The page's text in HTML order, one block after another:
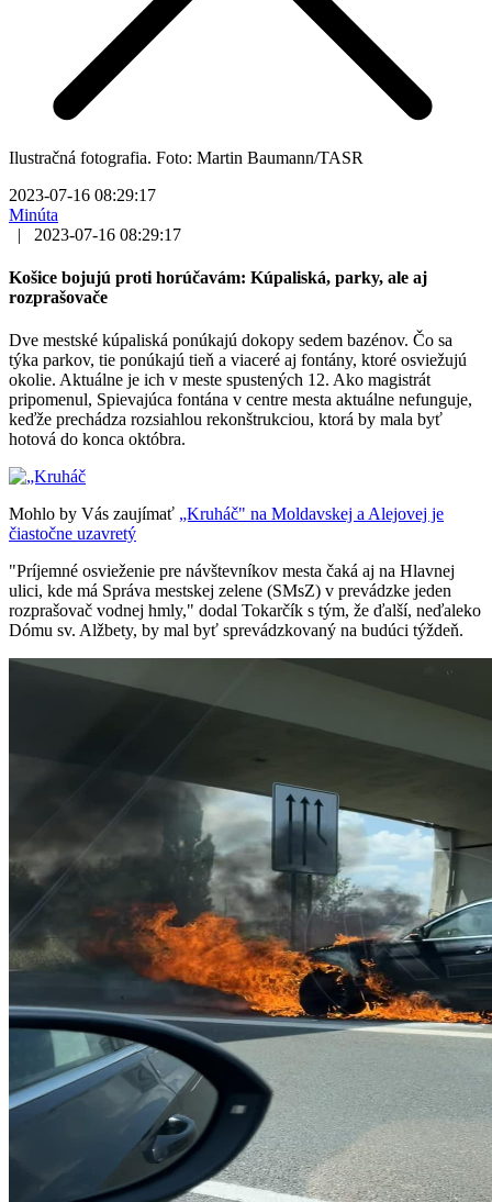
Ilustračná fotografia. Foto: Martin Baumann/TASR
2023-07-16 08:29:17
Minúta
|
2023-07-16 08:29:17
Košice bojujú proti horúčavám: Kúpaliská, parky, ale aj
rozprašovače
Dve mestské kúpaliská ponúkajú dokopy sedem bazénov. Čo sa
týka parkov, tie ponúkajú tieň a viaceré aj fontány, ktoré osviežujú
okolie. Aktuálne je ich v meste spustených 12. Ako magistrát
pripomenul, Spievajúca fontána v centre mesta aktuálne nefunguje,
keďže prechádza rozsiahlou rekonštrukciou, ktorá by mala byť
hotová do konca októbra.
Mohlo by Vás zaujímať „Kruháč" na Moldavskej a Alejovej je
čiastočne uzavretý
"Príjemné osvieženie pre návštevníkov mesta čaká aj na Hlavnej
ulici, kde má Správa mestskej zelene (SMsZ) v prevádzke jeden
rozprašovač vodnej hmly," dodal Tokarčík s tým, že ďalší, neďaleko
Dómu sv. Alžbety, by mal byť sprevádzkovaný na budúci týždeň.